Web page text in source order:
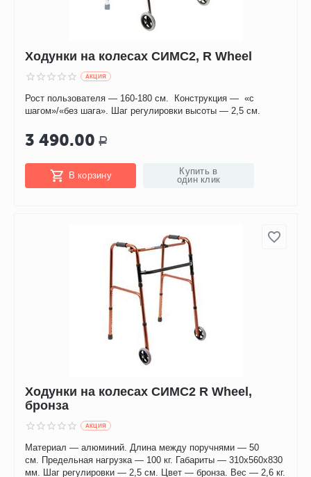
Ходунки на колесах СИМС2, R Wheel
AКЦИЯ
Рост пользователя — 160-180 см. Конструкция — «с
шагом»/«без шага». Шаг регулировки высоты — 2,5 см.
3 490.00 Р
В корзину
Купить в
один клик
Ходунки на колесах СИМС2 R Wheel,
бронза
AКЦИЯ
Материал — алюминий. Длина между поручнями — 50
см. Предельная нагрузка — 100 кг. Габариты — 310х560х830
мм. Шаг регулировки — 2,5 см. Цвет — бронза. Вес — 2,6 кг.